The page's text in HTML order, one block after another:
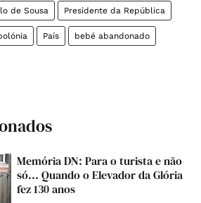
de Sousa Presidente da República
País bebé abandonado
Memória DN: Para o turista e não
só... Quando o Elevador da Glória
fez 130 anos